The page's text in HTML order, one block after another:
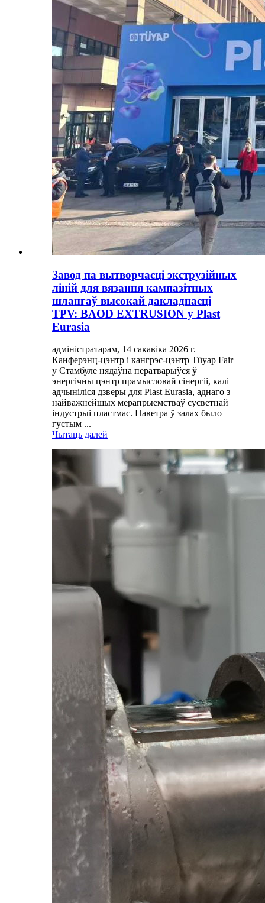
Завод па вытворчасці экструзійных
ліній для вязання кампазітных
шлангаў высокай дакладнасці
TPV: BAOD EXTRUSION у Plast
Eurasia
адміністратарам, 14 сакавіка 2026 г.
Канферэнц-цэнтр і кангрэс-цэнтр Tüyap Fair
у Стамбуле нядаўна ператварыўся ў
энергічны цэнтр прамысловай сінергіі, калі
адчыніліся дзверы для Plast Eurasia, аднаго з
найважнейшых мерапрыемстваў сусветнай
індустрыі пластмас. Паветра ў залах было
густым ...
Чытаць далей